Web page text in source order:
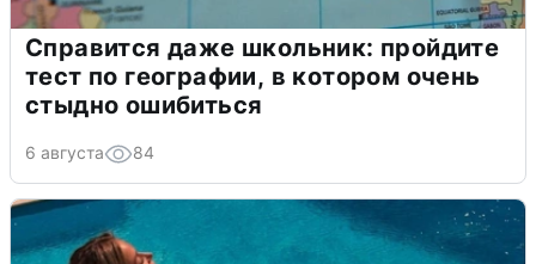
Справится даже школьник: пройдите
тест по географии, в котором очень
стыдно ошибиться
6 августа 84